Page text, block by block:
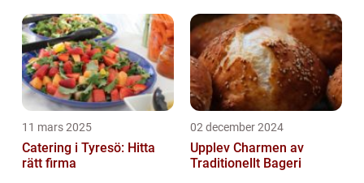
11 mars 2025
Catering i Tyresö: Hitta
rätt firma
02 december 2024
Upplev Charmen av
Traditionellt Bageri